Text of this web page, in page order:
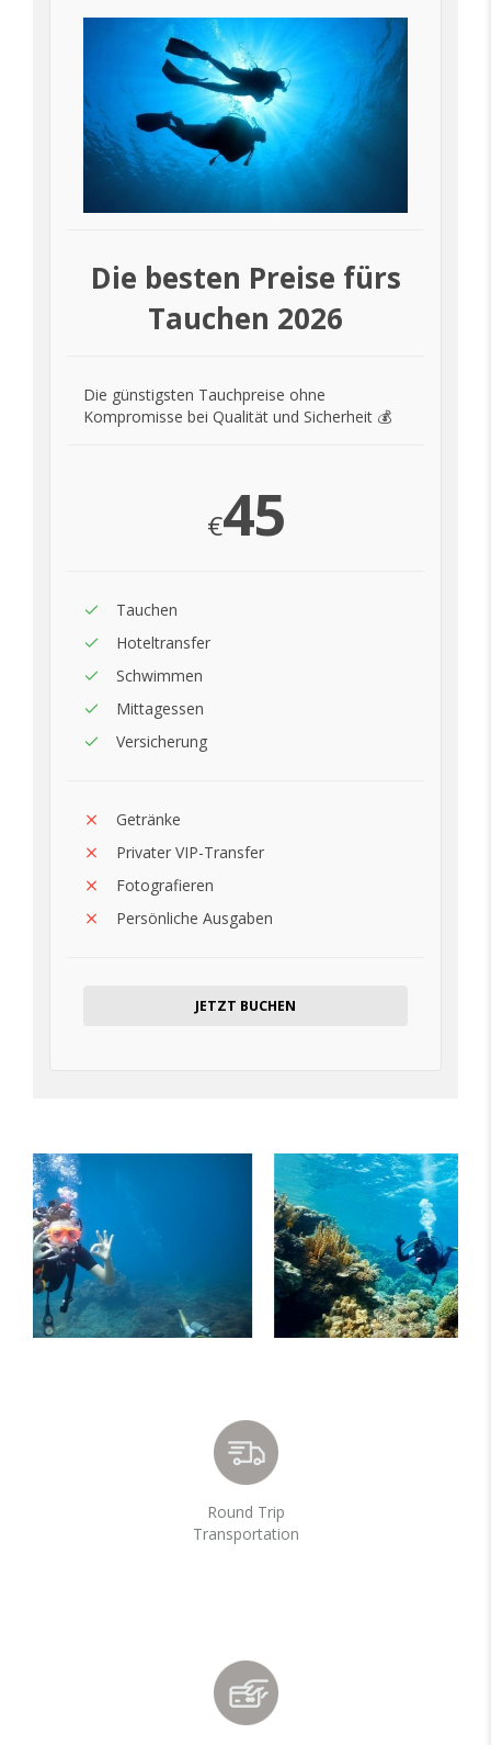
Die besten Preise fürs
Tauchen 2026
Die günstigsten Tauchpreise ohne
Kompromisse bei Qualität und Sicherheit 💰
€45
Tauchen
Hoteltransfer
Schwimmen
Mittagessen
Versicherung
Getränke
Privater VIP-Transfer
Fotografieren
Persönliche Ausgaben
JETZT BUCHEN
Round Trip
Transportation